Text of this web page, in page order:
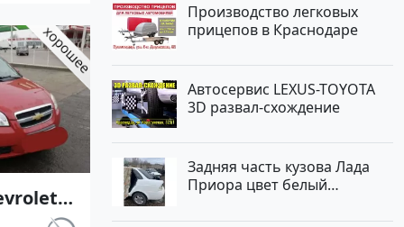
Производство легковых
прицепов в Краснодаре
Автосервис LEXUS-TOYOTA
3D развал-схождение
Задняя часть кузова Лада
Приора цвет белый